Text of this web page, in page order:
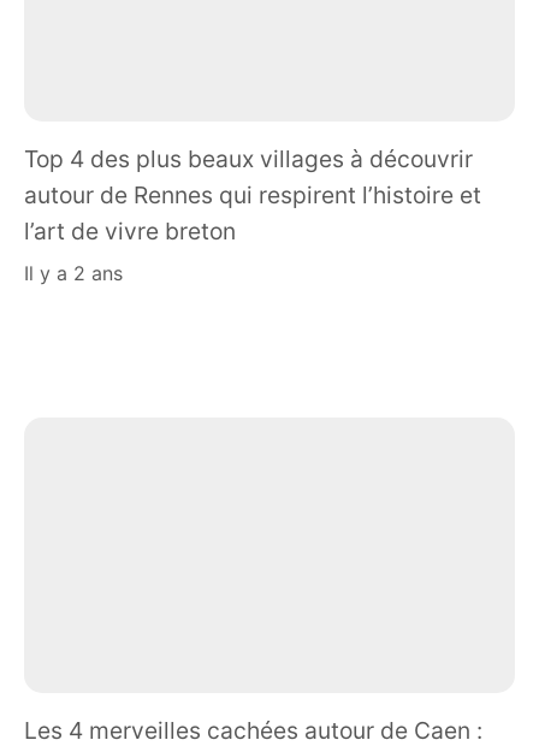
Top 4 des plus beaux villages à découvrir
autour de Rennes qui respirent l’histoire et
l’art de vivre breton
il y a 2 ans
Les 4 merveilles cachées autour de Caen :